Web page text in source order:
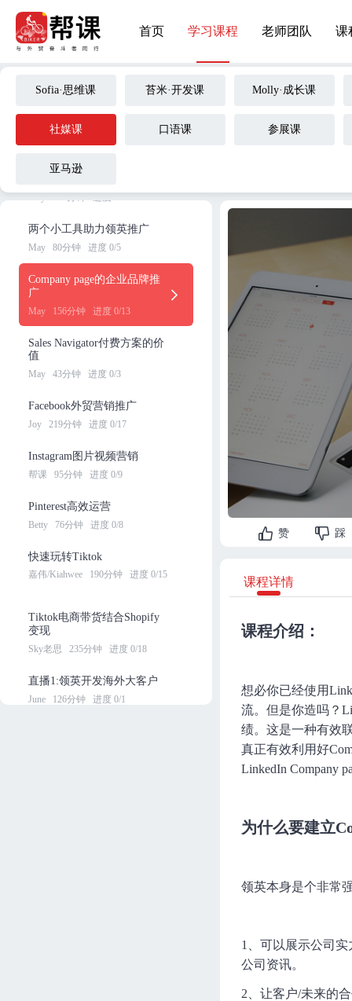
首页 学习课程 老师团队 课
Sofia·思维课 苔米·开发课 Molly·成长课
社媒课 口语课 参展课
亚马逊
领英躺赚未来客户法
May 28分钟 进度 0/2
May 40分钟 进度 0/3
领英账号受限解决方案
May 92分钟 进度 0/5
两个小工具助力领英推广
May 80分钟 进度 0/5
Company page的企业品牌推
广
May 156分钟 进度 0/13
Sales Navigator付费方案的价
值
May 43分钟 进度 0/3
Facebook外贸营销推广
Joy 219分钟 进度 0/17
Instagram图片视频营销
帮课 95分钟 进度 0/9
Pinterest高效运营
Betty 76分钟 进度 0/8
快速玩转Tiktok
嘉伟/Kiahwee 190分钟 进度 0/15
Tiktok电商带货结合Shopify
变现
Sky老思 235分钟 进度 0/18
直播1:领英开发海外大客户
June 126分钟 进度 0/1
赞 踩
课程详情
课程介绍：
想必你已经使用
流。但是你造吗？
绩。这是一种有效
真正有效利用好
LinkedIn Company
为什么要建立
领英本身是个非常
1、可以展示公司
公司资讯。
2、让客户/未来的